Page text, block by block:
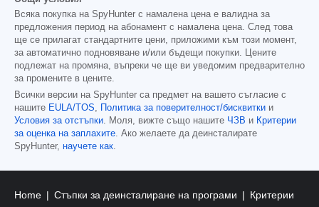
Всяка покупка на SpyHunter с намалена цена е валидна за
предложения период на абонамент с намалена цена. След това
ще се прилагат стандартните цени, приложими към този момент,
за автоматично подновяване и/или бъдещи покупки. Цените
подлежат на промяна, въпреки че ще ви уведомим предварително
за промените в цените.
Всички версии на SpyHunter са предмет на вашето съгласие с
нашите EULA/TOS, Политика за поверителност/бисквитки и
Условия за отстъпки. Моля, вижте също нашите ЧЗВ и Критерии
за оценка на заплахите. Ако желаете да деинсталирате
SpyHunter, научете как.
Home Стъпки за деинсталиране на програми Критерии